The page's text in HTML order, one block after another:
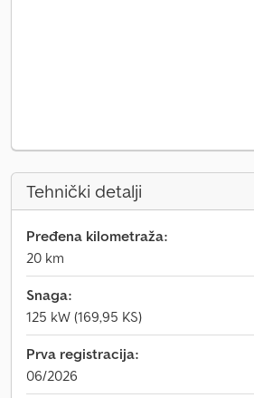
Tehnički detalji
Pređena kilometraža:
20 km
Snaga:
125 kW (169,95 KS)
Prva registracija:
06/2026